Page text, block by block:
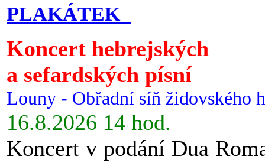
PLAKÁTEK
Koncert hebrejských
a sefardských písní
Louny - Obřadní síň židovského
16.8.2026 14 hod.
Koncert v podání Dua